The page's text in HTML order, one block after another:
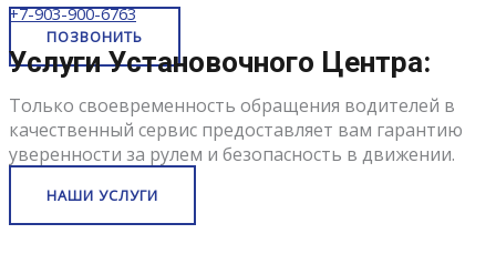
+7-903-900-6763
ПОЗВОНИТЬ
Услуги Установочного Центра:
Только своевременность обращения водителей в
качественный сервис предоставляет вам гарантию
уверенности за рулем и безопасность в движении.
НАШИ УСЛУГИ